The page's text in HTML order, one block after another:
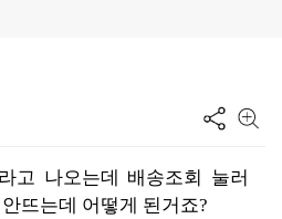
고 나오는데 배송조회 눌러
뜨는데 어떻게 된거죠?